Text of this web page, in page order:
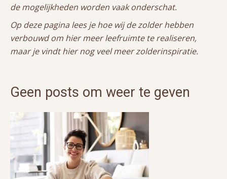
de mogelijkheden worden vaak onderschat.
Op deze pagina lees je hoe wij de zolder hebben
verbouwd om hier meer leefruimte te realiseren,
maar je vindt hier nog veel meer zolderinspiratie.
Geen posts om weer te geven